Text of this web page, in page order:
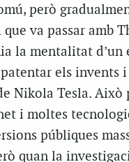
però
va passar amb
la mentalitat d’un
els invents i
Nikola Tesla. Això
i moltes
públiques
quan la